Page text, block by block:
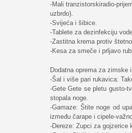
-Mali tranzistorskiradio-
uzbrdo).
-Svijeća i šibice.
-Tablete za dezinfekciju
-Zastitna krema protiv
-Kesa za smeče i prljavo
Dodatna oprema za zimske
-Šal i više pari rukavica:
-Gete Gete se pletu gusto-
stopala noge.
-Gamaze: Štite noge od
između čarape i cipele-
-Dereze: Zupci za gojzerice